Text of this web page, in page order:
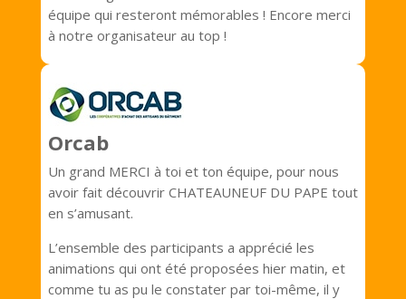
équipe qui resteront mémorables ! Encore merci
à notre organisateur au top !
Orcab
Un grand MERCI à toi et ton équipe, pour nous
avoir fait découvrir CHATEAUNEUF DU PAPE tout
en s’amusant.
L’ensemble des participants a apprécié les
animations qui ont été proposées hier matin, et
comme tu as pu le constater par toi-même, il y